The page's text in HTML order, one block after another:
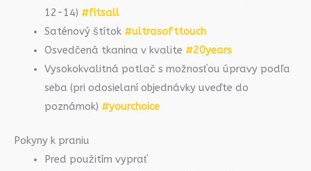
12-14) #fitsall
Saténový štítok #ultrasofttouch
Osvedčená tkanina v kvalite #20years
Vysokokvalitná potlač s možnosťou úpravy podľa
seba (pri odosielaní objednávky uveďte do
poznámok) #yourchoice
Pokyny k praniu
Pred použitím vyprať